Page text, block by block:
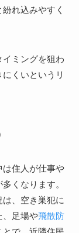
れ込みやすく
ミングを狙わ
くいというリ
住人が仕事や
くなります。
、空き巣犯に
、足場や飛散防